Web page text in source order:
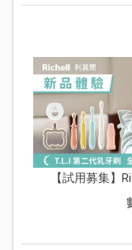
【試用募集】